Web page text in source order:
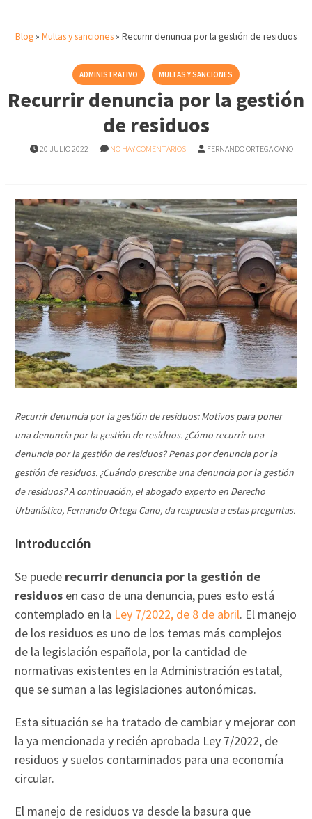
Blog» Multas y sanciones» Recurrir denuncia por la gestión de residuos
ADMINISTRATIVO MULTAS Y SANCIONES
Recurrir denuncia por la gestión
de residuos
20 JULIO 2022 NO HAY COMENTARIOS FERNANDO ORTEGA CANO
Recurrir denuncia por la gestión de residuos: Motivos para poner
una denuncia por la gestión de residuos. ¿Cómo recurrir una
denuncia por la gestión de residuos? Penas por denuncia por la
gestión de residuos. ¿Cuándo prescribe una denuncia por la gestión
de residuos? A continuación, el abogado experto en Derecho
Urbanístico, Fernando Ortega Cano, da respuesta a estas preguntas.
Introducción
Se puede recurrir denuncia por la gestión de
residuos en caso de una denuncia, pues esto está
contemplado en la Ley 7/2022, de 8 de abril. El manejo
de los residuos es uno de los temas más complejos
de la legislación española, por la cantidad de
normativas existentes en la Administración estatal,
que se suman a las legislaciones autonómicas.
Esta situación se ha tratado de cambiar y mejorar con
la ya mencionada y recién aprobada Ley 7/2022, de
residuos y suelos contaminados para una economía
circular.
El manejo de residuos va desde la basura que